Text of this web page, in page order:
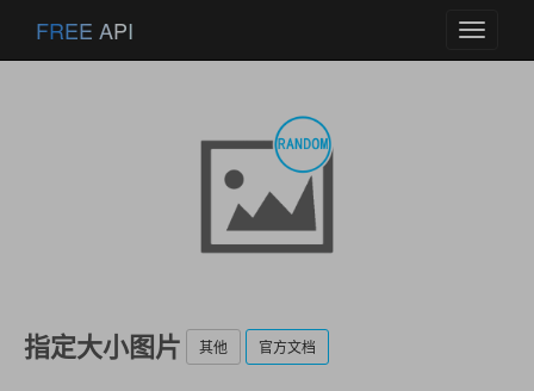
Toggle
FREE API
指定大小图片 其他 官方文档